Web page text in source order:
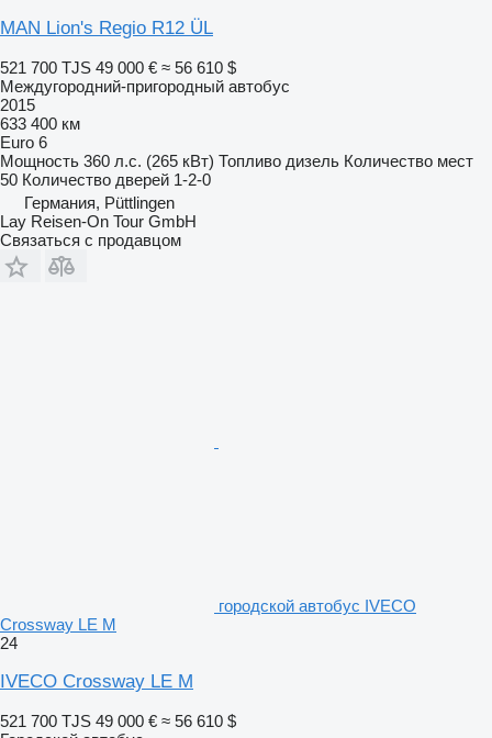
MAN Lion's Regio R12 ÜL
521 700 TJS 49 000 € ≈ 56 610 $
Междугородний-пригородный автобус
2015
633 400 км
Euro 6
Мощность 360 л.с. (265 кВт) Топливо дизель Количество мест
50 Количество дверей 1-2-0
Германия, Püttlingen
Lay Reisen-On Tour GmbH
Связаться с продавцом
городской автобус IVECO
Crossway LE M
24
IVECO Crossway LE M
521 700 TJS 49 000 € ≈ 56 610 $